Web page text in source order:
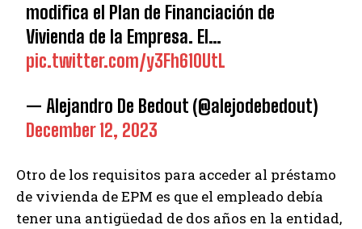
modifica el Plan de Financiación de
Vivienda de la Empresa. El…
pic.twitter.com/y3Fh610UtL
— Alejandro De Bedout (@alejodebedout)
December 12, 2023
Otro de los requisitos para acceder al préstamo
de vivienda de EPM es que el empleado debía
tener una antigüedad de dos años en la entidad,